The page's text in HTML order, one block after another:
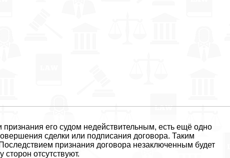
его судом недействительным, есть ещё одно
сделки или подписания договора. Таким
признания договора незаключенным будет
сторон отсутствуют.